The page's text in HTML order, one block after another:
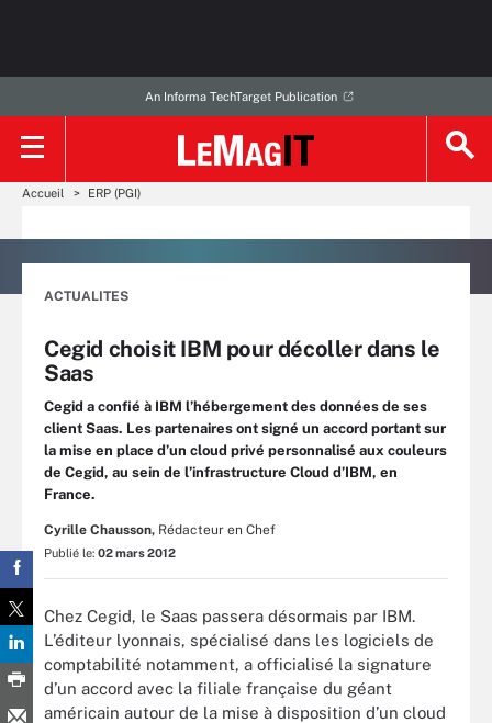
An Informa TechTarget Publication
Accueil ERP (PGI)
ACTUALITES
Cegid choisit IBM pour décoller dans le
Saas
Cegid a confié à IBM l’hébergement des données de ses
client Saas. Les partenaires ont signé un accord portant sur
la mise en place d’un cloud privé personnalisé aux couleurs
de Cegid, au sein de l’infrastructure Cloud d’IBM, en
France.
Cyrille Chausson, Rédacteur en Chef
Publié le: 02 mars 2012
Chez Cegid, le Saas passera désormais par IBM.
L’éditeur lyonnais, spécialisé dans les logiciels de
comptabilité notamment, a officialisé la signature
d’un accord avec la filiale française du géant
américain autour de la mise à disposition d’un cloud